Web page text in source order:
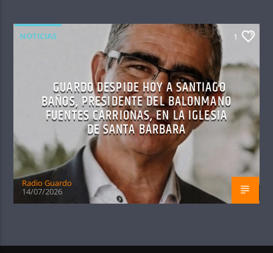
NOTICIAS 1
GUARDO DESPIDE HOY A SANTIAGO
BAÑOS, PRESIDENTE DEL BALONMANO
FUENTES CARRIONAS, EN LA IGLESIA
DE SANTA BÁRBARA
Radio Guardo
14/07/2026